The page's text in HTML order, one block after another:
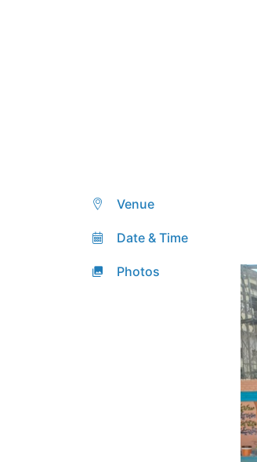
Venue
Date & Time
Photos